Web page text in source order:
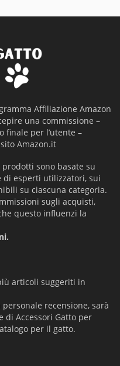
Affiliazione Amazon
una commissione –
finale per l’utente –
Amazon.it
sono basate su
di esperti utilizzatori, sui
su ciascuna categoria.
sugli acquisti,
questo influenzi la
articoli suggeriti in
recensione, sarà
di Accessori Gatto per
per il gatto.